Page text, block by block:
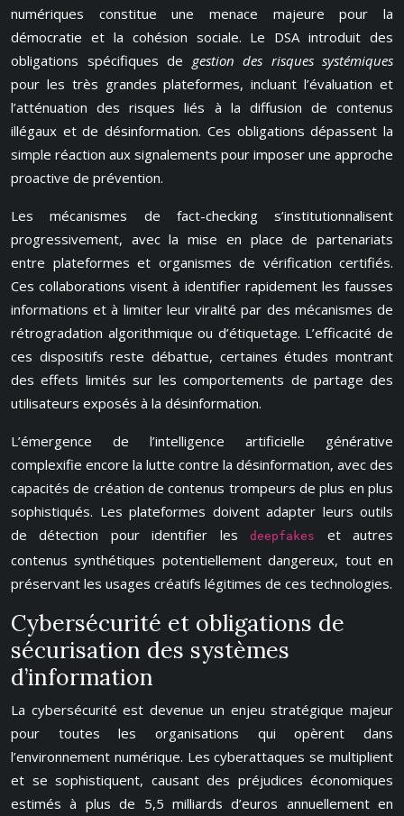
numériques constitue une menace majeure pour la
démocratie et la cohésion sociale. Le DSA introduit des
obligations spécifiques de gestion des risques systémiques
pour les très grandes plateformes, incluant l’évaluation et
l’atténuation des risques liés à la diffusion de contenus
illégaux et de désinformation. Ces obligations dépassent la
simple réaction aux signalements pour imposer une approche
proactive de prévention.
Les mécanismes de fact-checking s’institutionnalisent
progressivement, avec la mise en place de partenariats
entre plateformes et organismes de vérification certifiés.
Ces collaborations visent à identifier rapidement les fausses
informations et à limiter leur viralité par des mécanismes de
rétrogradation algorithmique ou d’étiquetage. L’efficacité de
ces dispositifs reste débattue, certaines études montrant
des effets limités sur les comportements de partage des
utilisateurs exposés à la désinformation.
L’émergence de l’intelligence artificielle générative
complexifie encore la lutte contre la désinformation, avec des
capacités de création de contenus trompeurs de plus en plus
sophistiqués. Les plateformes doivent adapter leurs outils
de détection pour identifier lesdeepfakes
et autres
contenus synthétiques potentiellement dangereux, tout en
préservant les usages créatifs légitimes de ces technologies.
Cybersécurité et obligations de
sécurisation des systèmes
d’information
La cybersécurité est devenue un enjeu stratégique majeur
pour toutes les organisations qui opèrent dans
l’environnement numérique. Les cyberattaques se multiplient
et se sophistiquent, causant des préjudices économiques
estimés à plus de 5,5 milliards d’euros annuellement en